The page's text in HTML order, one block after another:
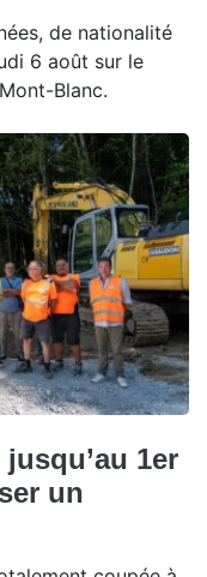
de nationalité
6 août sur le
Blanc.
1er
un